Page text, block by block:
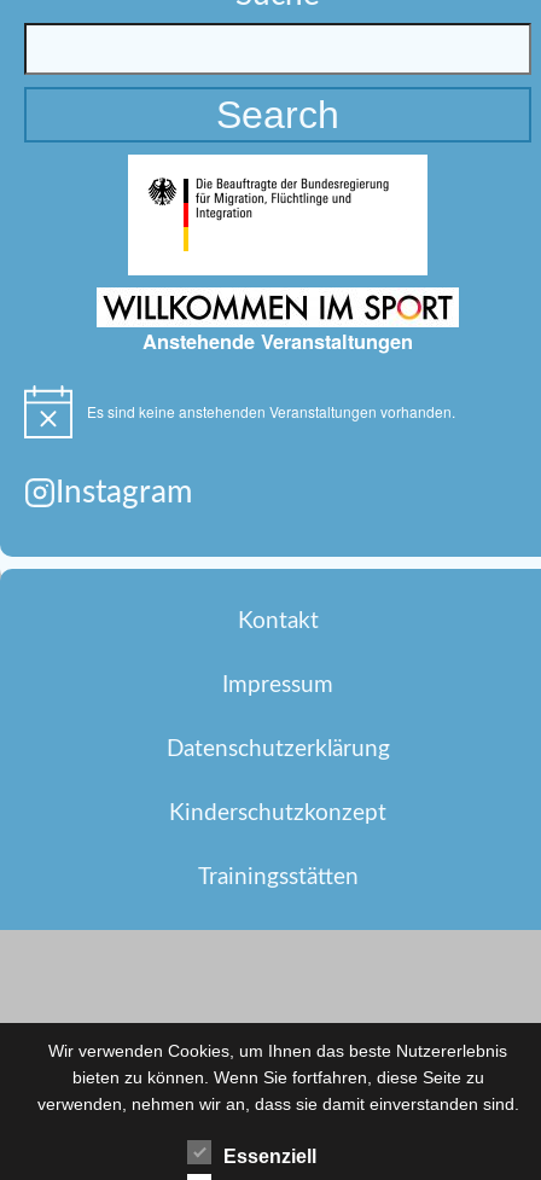
Anstehende Veranstaltungen
Hinweis Es sind keine anstehenden Veranstaltungen vorhanden.
Instagram
Kontakt
Impressum
Datenschutzerklärung
Kinderschutzkonzept
Trainingsstätten
Wir verwenden Cookies, um Ihnen das beste Nutzererlebnis
bieten zu können. Wenn Sie fortfahren, diese Seite zu
verwenden, nehmen wir an, dass sie damit einverstanden sind.
Essenziell